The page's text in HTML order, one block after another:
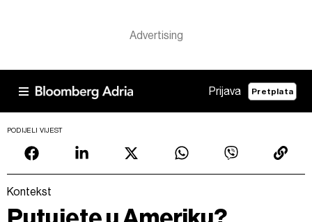
Prijava Pretplata
PODIJELI VIJEST
Kontekst